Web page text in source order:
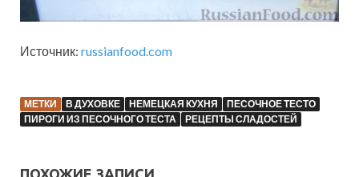
Источник: russianfood.com
МЕТКИ В ДУХОВКЕ НЕМЕЦКАЯ КУХНЯ
ПЕСОЧНОЕ ТЕСТО
ПИРОГИ ИЗ ПЕСОЧНОГО ТЕСТА
РЕЦЕПТЫ СЛАДОСТЕЙ